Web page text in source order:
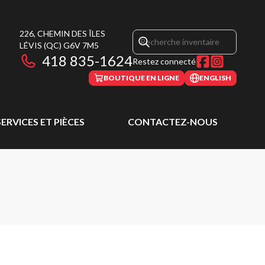
226, CHEMIN DES ÎLES
LÉVIS (QC) G6V 7M5
418 835-1624Restez connecté
BOUTIQUE EN LIGNE ENGLISH
ET PIÈCES CONTACTEZ-NOUS